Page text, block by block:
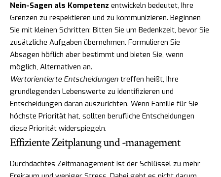
Nein-Sagen als Kompetenz entwickeln bedeutet, Ihre
Grenzen zu respektieren und zu kommunizieren. Beginnen
Sie mit kleinen Schritten: Bitten Sie um Bedenkzeit, bevor Sie
zusätzliche Aufgaben übernehmen. Formulieren Sie
Absagen höflich aber bestimmt und bieten Sie, wenn
möglich, Alternativen an.
Wertorientierte Entscheidungen treffen heißt, Ihre
grundlegenden Lebenswerte zu identifizieren und
Entscheidungen daran auszurichten. Wenn Familie für Sie
höchste Priorität hat, sollten berufliche Entscheidungen
diese Priorität widerspiegeln.
Effiziente Zeitplanung und -management
Durchdachtes Zeitmanagement ist der Schlüssel zu mehr